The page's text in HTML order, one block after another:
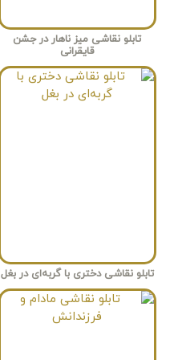
تابلو نقاشی میز ناهار در جشن
قایقرانی
تابلو نقاشی دختری با گربه‌ای در بغل